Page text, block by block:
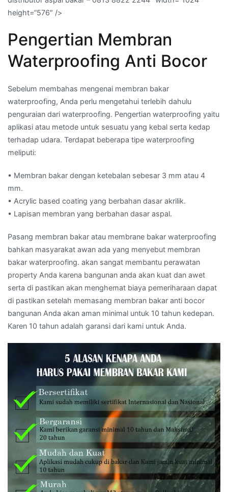
height=”576″ />
Pengertian Membran
Waterproofing Anti Bocor
Sebelum membahas mengenai membran bakar
waterproofing, Anda perlu mengetahui terlebih dahulu
penguraian dari waterproofing. Pengertian waterproofing yaitu
aplikasi atau metode untuk sesuatu yang kebal serta kedap
terhadap udara. Terdapat beberapa tipe waterproofing
meliputi:
• Membran bakar dengan ketebalan sebesar 3 mm atau 4
mm.
• Acrylic based coating yang berbahan dasar akrilik.
• Lapisan membran yang berbahan dasar aspal.
Pasang membran bakar atau membrane bakar waterproofing
bahkan masyarakat awan ada yang menyebut membran
bakar waterproofing. akan sangat membantu perawatan
property Anda karena bangunan anda akan kuat dan awet
serta di pastikan akan menghemat biaya pemeriharaan dapat
di pastikan setelah memasang membran bakar anti bocor
bangunan Anda akan aman minimal untuk 10 tahun kedepan.
Karen 10 tahun adalah garansi dari kami untuk Anda.